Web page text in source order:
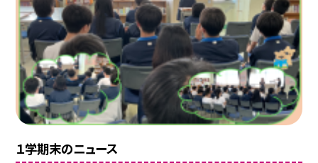
１学期末のニュース